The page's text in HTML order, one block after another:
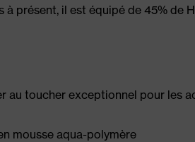
présent, il est équipé de 45% de
au toucher exceptionnel pour les
mousse aqua-polymère